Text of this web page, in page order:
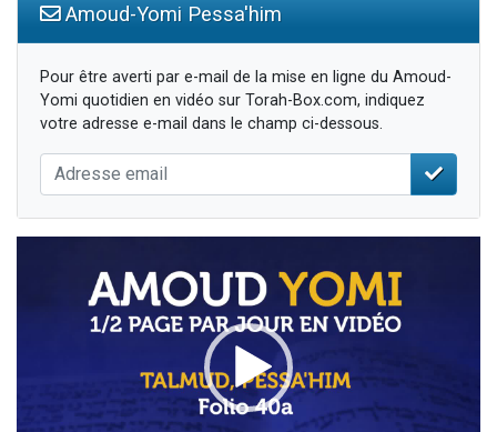
Amoud-Yomi Pessa'him
Pour être averti par e-mail de la mise en ligne du Amoud-
Yomi quotidien en vidéo sur Torah-Box.com, indiquez
votre adresse e-mail dans le champ ci-dessous.